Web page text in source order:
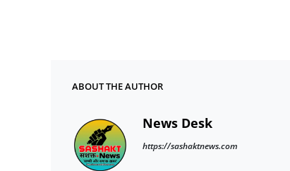
ABOUT THE AUTHOR
News Desk
https://sashaktnews.com